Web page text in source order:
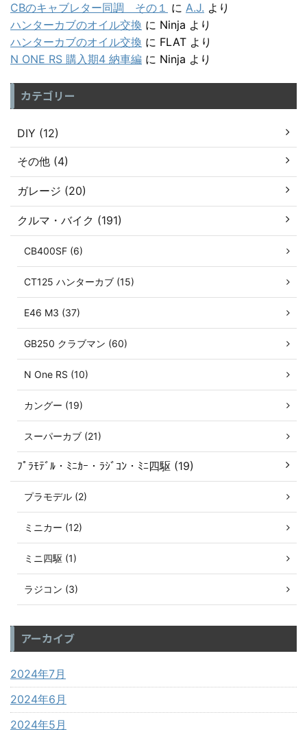
CBのキャブレター同調 その１ に A.J. より
ハンターカブのオイル交換 に Ninja より
ハンターカブのオイル交換 に FLAT より
N ONE RS 購入期4 納車編 に Ninja より
カテゴリー
DIY (12)
その他 (4)
ガレージ (20)
クルマ・バイク (191)
CB400SF (6)
CT125 ハンターカブ (15)
E46 M3 (37)
GB250 クラブマン (60)
N One RS (10)
カングー (19)
スーパーカブ (21)
ﾌﾟﾗﾓﾃﾞﾙ・ﾐﾆｶｰ・ﾗｼﾞｺﾝ・ﾐﾆ四駆 (19)
プラモデル (2)
ミニカー (12)
ミニ四駆 (1)
ラジコン (3)
アーカイブ
2024年7月
2024年6月
2024年5月